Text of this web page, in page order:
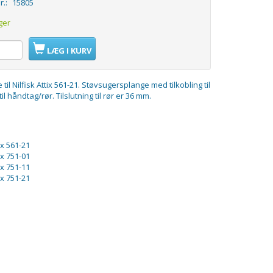
15805
LÆG I KURV
Nilfisk Attix 561-21. Støvsugersplange med tilkobling til
håndtag/rør. Tilslutning til rør er 36 mm.
561-21
751-01
751-11
751-21